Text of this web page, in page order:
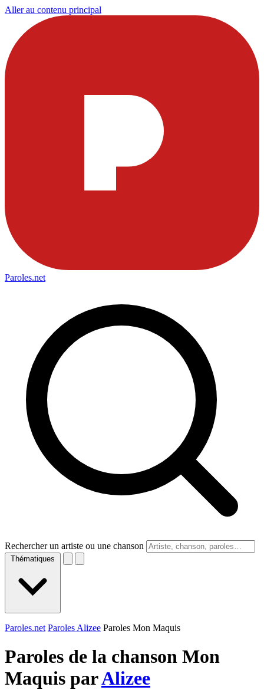
Aller au contenu principal
Paroles.net
Rechercher un artiste ou une chanson
Thématiques
Paroles.net Paroles Alizee Paroles Mon Maquis
Paroles de la chanson Mon
Maquis parAlizee